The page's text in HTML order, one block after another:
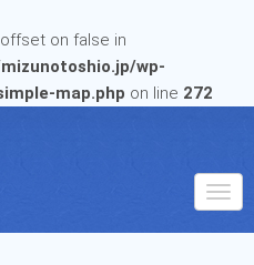
on false in
wp-
map.php on line 272